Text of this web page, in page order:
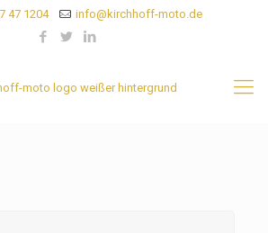
47 1204 info@kirchhoff-moto.de